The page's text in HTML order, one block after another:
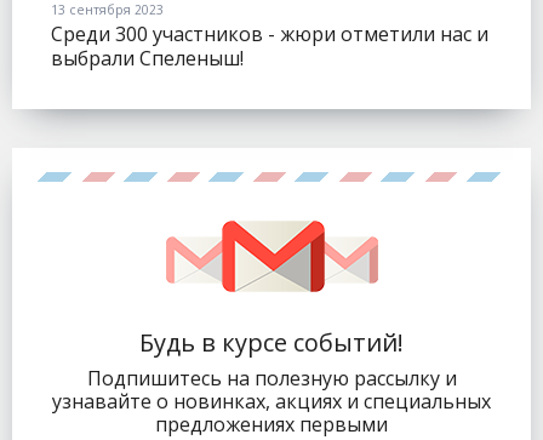
13 сентября 2023
Среди 300 участников - жюри отметили нас и
выбрали Спеленыш!
Будь в курсе событий!
Подпишитесь на полезную рассылку и
узнавайте о новинках, акциях и специальных
предложениях первыми